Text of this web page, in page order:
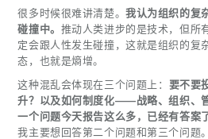
很多时候很难讲清楚。我认为组织的复
碰撞中。 推动人类进步的是技术，但所
定会跟人性发生碰撞，这就是组织的复
态，也就是熵增。
这种混乱会体现在三个问题上： 要不要
升？以及如何制度化——战略、组织、
一个问题今天报告这么多，已经有答案
我主要想回答第二个问题和第三个问题。